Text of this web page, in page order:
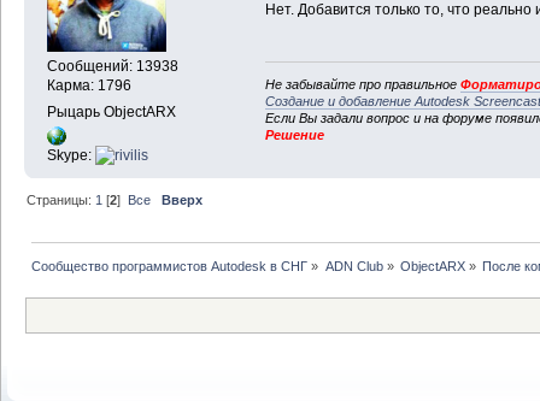
Сообщений: 13938
Карма: 1796
Рыцарь ObjectARX
Skype:
Нет. Добавится только то, что реально
Не забывайте про правильное
Создание и добавление Autodesk
Если Вы задали вопрос и на форуме
Решение
Страницы: 1 [2] Все Вверх
Сообщество программистов Autodesk в СНГ » ADN Club» ObjectARX» После